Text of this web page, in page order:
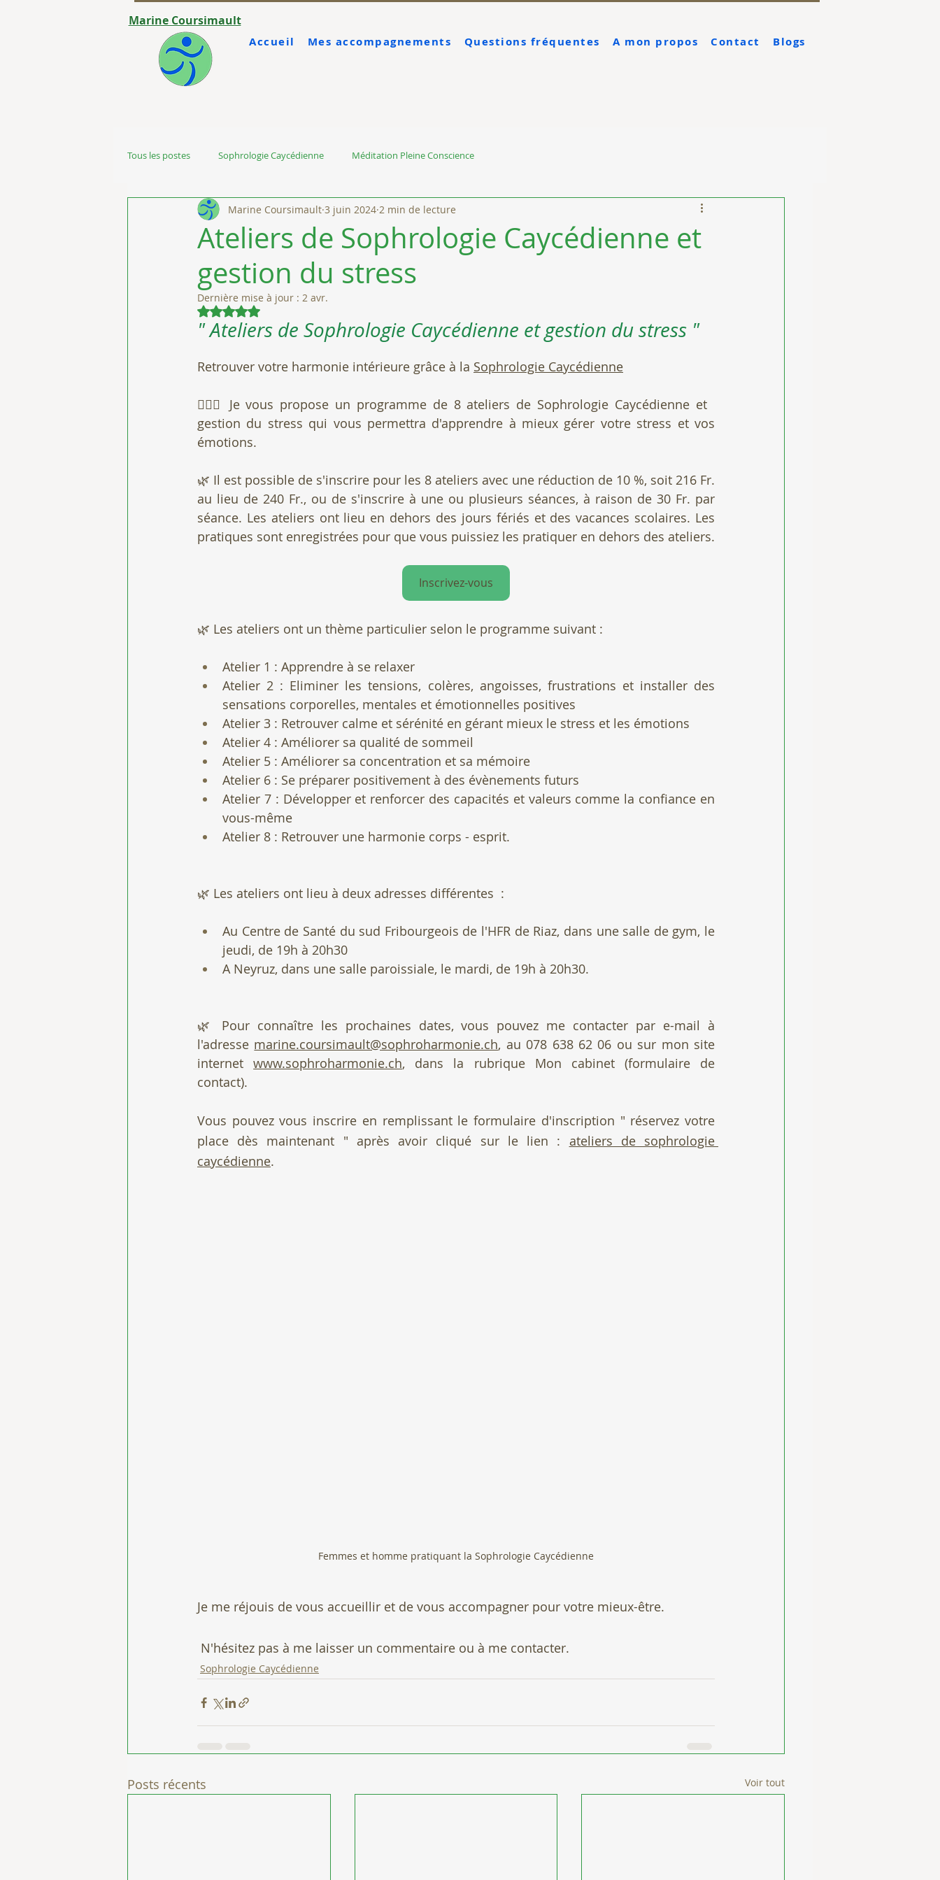
Marine Coursimault
Accueil Mes accompagnements Questions fréquentes A mon propos Contact Blogs
Tous les postes Sophrologie Caycédienne Méditation Pleine Conscience
Ateliers de Sophrologie Caycédienne et
gestion du stress
Marine Coursimault 3 juin 2024 2 min de lecture
Dernière mise à jour : 2 avr.
Noté NaN étoiles sur 5.
" Ateliers de Sophrologie Caycédienne et gestion du stress "
Retrouver votre harmonie intérieure grâce à la Sophrologie Caycédienne
🧘🏻‍♀️ Je vous propose un programme de 8 ateliers de Sophrologie Caycédienne et
gestion du stress qui vous permettra d'apprendre à mieux gérer votre stress et vos
émotions.
🌿 Il est possible de s'inscrire pour les 8 ateliers avec une réduction de 10 %, soit 216 Fr.
au lieu de 240 Fr., ou de s'inscrire à une ou plusieurs séances, à raison de 30 Fr. par
séance. Les ateliers ont lieu en dehors des jours fériés et des vacances scolaires. Les
pratiques sont enregistrées pour que vous puissiez les pratiquer en dehors des ateliers.
Inscrivez-vous
🌿 Les ateliers ont un thème particulier selon le programme suivant :
Atelier 1 : Apprendre à se relaxer
Atelier 2 : Eliminer les tensions, colères, angoisses, frustrations et installer des
sensations corporelles, mentales et émotionnelles positives
Atelier 3 : Retrouver calme et sérénité en gérant mieux le stress et les émotions
Atelier 4 : Améliorer sa qualité de sommeil
Atelier 5 : Améliorer sa concentration et sa mémoire
Atelier 6 : Se préparer positivement à des évènements futurs
Atelier 7 : Développer et renforcer des capacités et valeurs comme la confiance en
vous-même
Atelier 8 : Retrouver une harmonie corps - esprit.
🌿 Les ateliers ont lieu à deux adresses différentes  :
Au Centre de Santé du sud Fribourgeois de l'HFR de Riaz, dans une salle de gym, le
jeudi, de 19h à 20h30
A Neyruz, dans une salle paroissiale, le mardi, de 19h à 20h30.
🌿 Pour connaître les prochaines dates, vous pouvez me contacter par e-mail à
l'adresse marine.coursimault@sophroharmonie.ch, au 078 638 62 06 ou sur mon site
internet www.sophroharmonie.ch, dans la rubrique Mon cabinet (formulaire de
contact).
Vous pouvez vous inscrire en remplissant le formulaire d'inscription " réservez votre
place dès maintenant " après avoir cliqué sur le lien : ateliers de sophrologie
caycédienne.
Femmes et homme pratiquant la Sophrologie Caycédienne
Je me réjouis de vous accueillir et de vous accompagner pour votre mieux-être.
N'hésitez pas à me laisser un commentaire ou à me contacter.
Sophrologie Caycédienne
Posts récents Voir tout